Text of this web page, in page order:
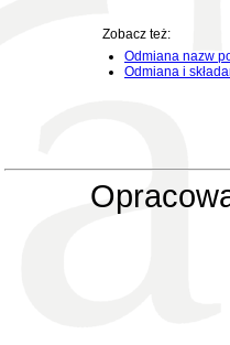
Zobacz też:
Odmiana nazw
Odmiana i